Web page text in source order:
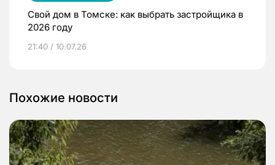
Свой дом в Томске: как выбрать застройщика в
2026 году
21:40 / 10.07.26
Похожие новости